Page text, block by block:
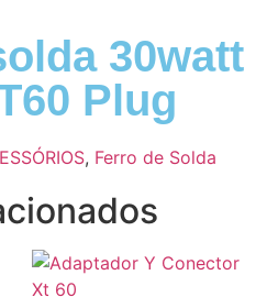
30watt
Plug
, Ferro de Solda